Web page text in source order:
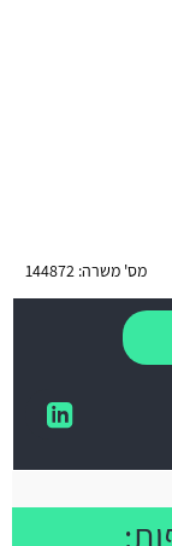
מס' משרה: 144872